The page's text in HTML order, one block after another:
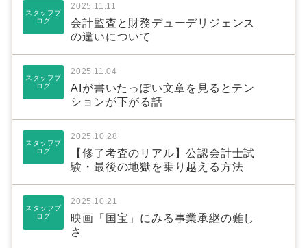
スタッフブ
ログ
2025.11.11
会計監査と財務デューデリジェンス
の違いについて
スタッフブ
ログ
2025.11.04
AIが書いたっぽい文章を見るとテン
ションが下がる話
スタッフブ
ログ
2025.10.28
【修了考査のリアル】公認会計士試
験・最後の地獄を乗り越える方法
スタッフブ
ログ
2025.10.21
映画「国宝」にみる事業承継の難し
さ